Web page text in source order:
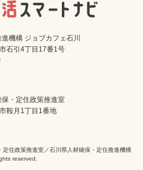
会員登録
機構 ジョブカフェ石川
石引4丁目17番1号
・定住政策推進室
鞍月1丁目1番地
住政策推進室／石川県人材確保・定住推進機構
reserved.